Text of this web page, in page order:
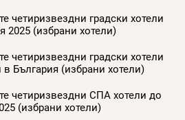
четиризвездни градски хотели
2025 (избрани хотели)
четиризвездни градски хотели
България (избрани хотели)
четиризвездни СПА хотели до
(избрани хотели)